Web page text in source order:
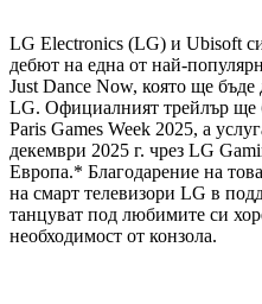
LG Electronics (LG) и Ubisoft
дебют на една от най-
Just Dance Now, която ще бъде
LG. Официалният трейлър ще
Paris Games Week 2025, а
декември 2025 г. чрез LG
Европа.* Благодарение на
на смарт телевизори LG в
танцуват под любимите си
необходимост от конзола.